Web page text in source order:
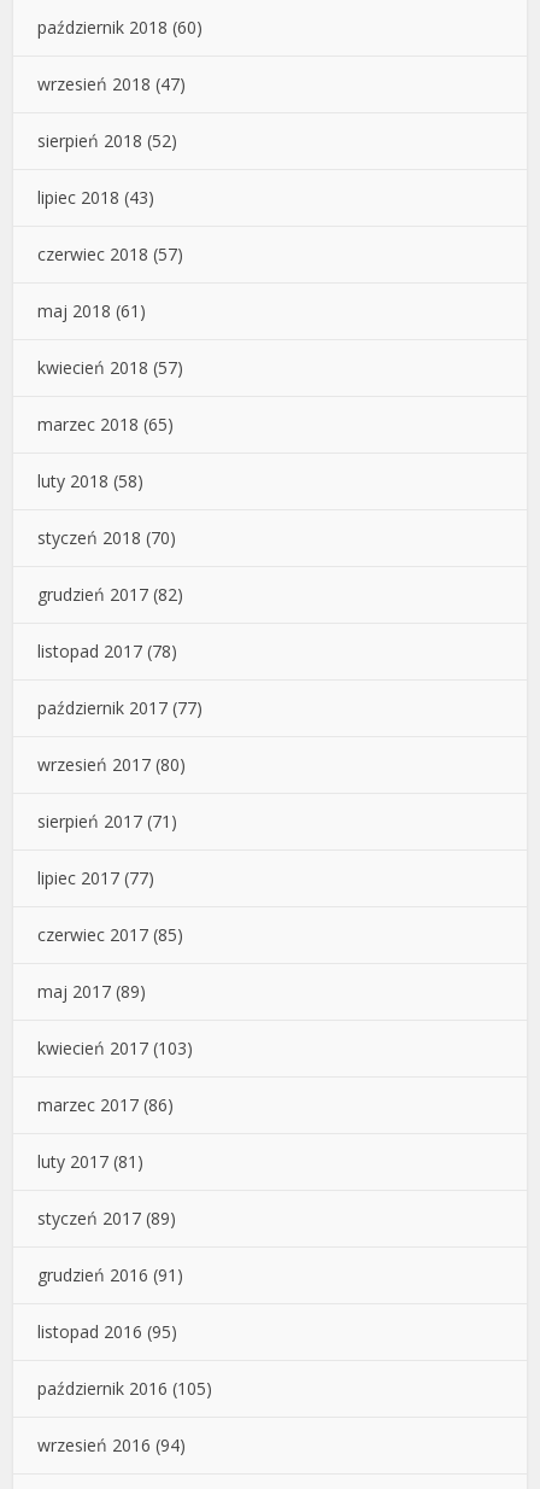
październik 2018 (60)
wrzesień 2018 (47)
sierpień 2018 (52)
lipiec 2018 (43)
czerwiec 2018 (57)
maj 2018 (61)
kwiecień 2018 (57)
marzec 2018 (65)
luty 2018 (58)
styczeń 2018 (70)
grudzień 2017 (82)
listopad 2017 (78)
październik 2017 (77)
wrzesień 2017 (80)
sierpień 2017 (71)
lipiec 2017 (77)
czerwiec 2017 (85)
maj 2017 (89)
kwiecień 2017 (103)
marzec 2017 (86)
luty 2017 (81)
styczeń 2017 (89)
grudzień 2016 (91)
listopad 2016 (95)
październik 2016 (105)
wrzesień 2016 (94)